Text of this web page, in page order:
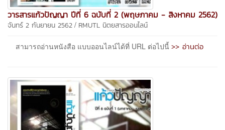
วารสารแก้วปัญญา ปีที่ 6 ฉบับที่ 2 (พฤษภาคม - สิงหาคม 2562)
จันทร์ 2 กันยายน 2562 / RMUTL นิตยสารออนไลน์
สามารถอ่านหนังสือ แบบออนไลน์ได้ที่ URL ต่อไปนี้ >> อ่านต่อ